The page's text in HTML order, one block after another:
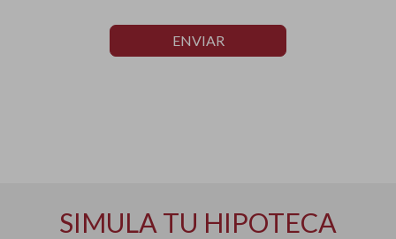
ENVIAR
SIMULA TU HIPOTECA